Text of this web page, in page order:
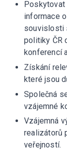
informace
souvislosti
politiky ČR
konferencí
Získání
které jsou
Společná
vzájemné
Vzájemná
realizátorů
veřejností.